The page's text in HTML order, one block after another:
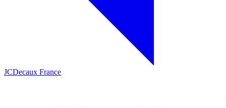
JCDecaux France